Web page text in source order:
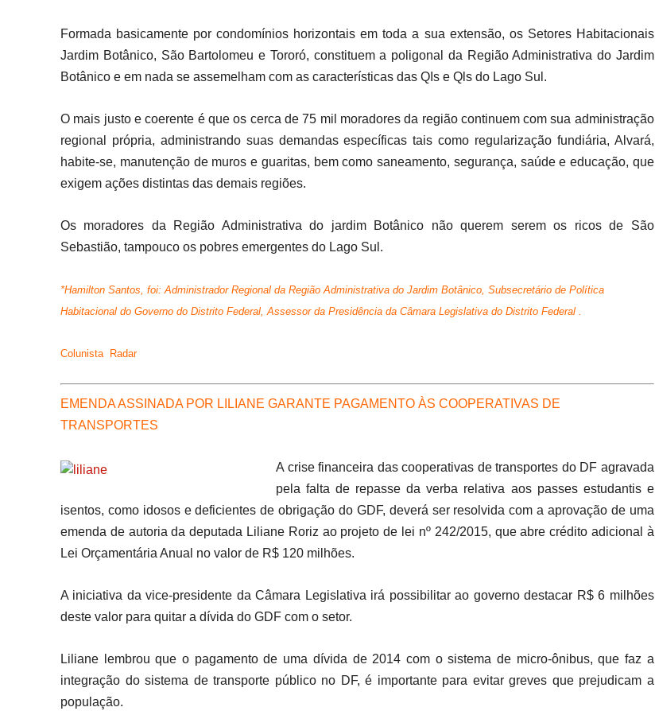
Formada basicamente por condomínios horizontais em toda a sua extensão, os Setores Habitacionais
Jardim Botânico, São Bartolomeu e Tororó, constituem a poligonal da Região Administrativa do Jardim
Botânico e em nada se assemelham com as características das QIs e Qls do Lago Sul.
O mais justo e coerente é que os cerca de 75 mil moradores da região continuem com sua administração
regional própria, administrando suas demandas específicas tais como regularização fundiária, Alvará,
habite-se, manutenção de muros e guaritas, bem como saneamento, segurança, saúde e educação, que
exigem ações distintas das demais regiões.
Os moradores da Região Administrativa do jardim Botânico não querem serem os ricos de São
Sebastião, tampouco os pobres emergentes do Lago Sul.
*Hamilton Santos, foi: Administrador Regional da Região Administrativa do Jardim Botânico, Subsecretário de Política
Habitacional do Governo do Distrito Federal, Assessor da Presidência da Câmara Legislativa do Distrito Federal .
Colunista Radar
EMENDA ASSINADA POR LILIANE GARANTE PAGAMENTO ÀS COOPERATIVAS DE
TRANSPORTES
A crise financeira das cooperativas de transportes do DF agravada
pela falta de repasse da verba relativa aos passes estudantis e
isentos, como idosos e deficientes de obrigação do GDF, deverá ser resolvida com a aprovação de uma
emenda de autoria da deputada Liliane Roriz ao projeto de lei nº 242/2015, que abre crédito adicional à
Lei Orçamentária Anual no valor de R$ 120 milhões.
A iniciativa da vice-presidente da Câmara Legislativa irá possibilitar ao governo destacar R$ 6 milhões
deste valor para quitar a dívida do GDF com o setor.
Liliane lembrou que o pagamento de uma dívida de 2014 com o sistema de micro-ônibus, que faz a
integração do sistema de transporte público no DF, é importante para evitar greves que prejudicam a
população.